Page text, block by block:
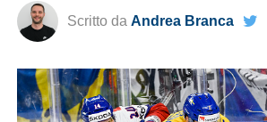
Scritto da Andrea Branca